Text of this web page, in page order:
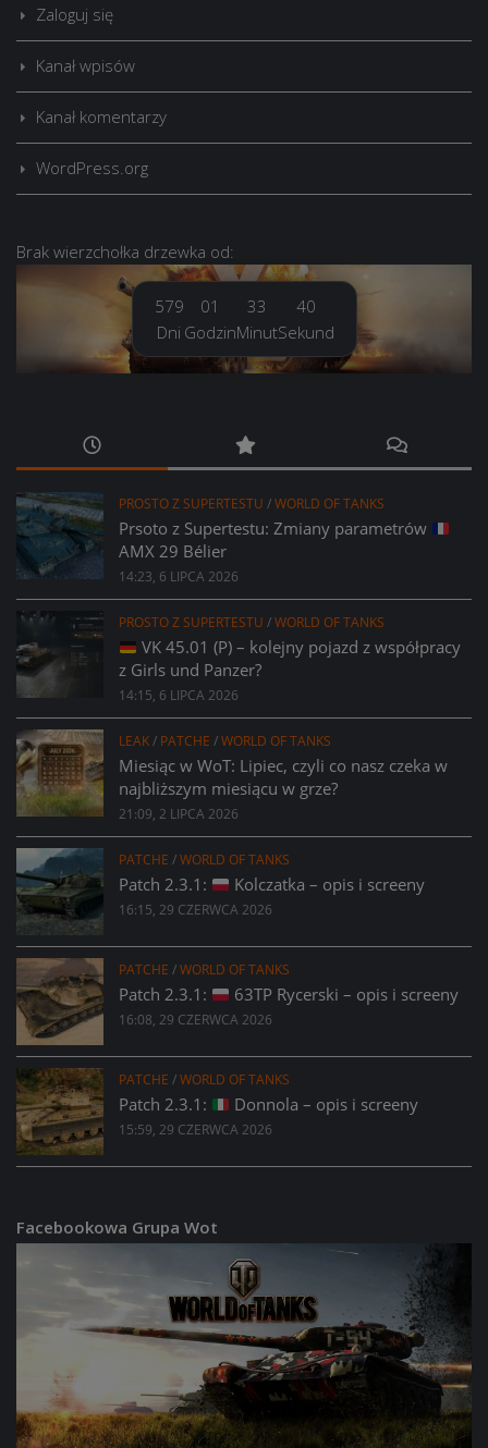
Zaloguj się
Kanał wpisów
Kanał komentarzy
WordPress.org
Brak wierzchołka drzewka od:
579
Dni
01
Godzin
33
Minut
41
Sekund
PROSTO Z SUPERTESTU /WORLD OF TANKS
Prsoto z Supertestu: Zmiany parametrów
AMX 29 Bélier
14:23, 6 LIPCA 2026
PROSTO Z SUPERTESTU /WORLD OF TANKS
VK 45.01 (P) – kolejny pojazd z współpracy
z Girls und Panzer?
14:15, 6 LIPCA 2026
LEAK/ PATCHE /WORLD OF TANKS
Miesiąc w WoT: Lipiec, czyli co nasz czeka w
najbliższym miesiącu w grze?
21:09, 2 LIPCA 2026
PATCHE /WORLD OF TANKS
Patch 2.3.1: Kolczatka – opis i screeny
16:15, 29 CZERWCA 2026
PATCHE /WORLD OF TANKS
Patch 2.3.1: 63TP Rycerski – opis i screeny
16:08, 29 CZERWCA 2026
PATCHE /WORLD OF TANKS
Patch 2.3.1: Donnola – opis i screeny
15:59, 29 CZERWCA 2026
Facebookowa Grupa Wot